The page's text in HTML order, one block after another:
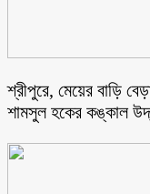
শ্রীপুরে, মেয়ের বাড়ি
শামসুল হকের কঙ্কাল